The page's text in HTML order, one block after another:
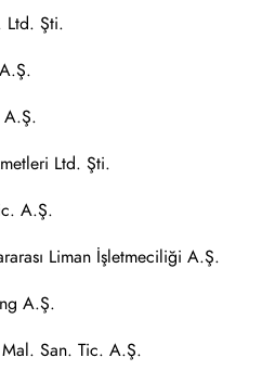
Ltd. Şti.
A.Ş.
Ltd. Şti.
A.Ş.
Liman İşletmeciliği A.Ş.
A.Ş.
Mal. San. Tic. A.Ş.